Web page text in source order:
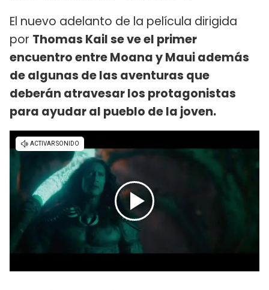
El nuevo adelanto de la película dirigida
por Thomas Kail se ve el primer
encuentro entre Moana y Maui además
de algunas de las aventuras que
deberán atravesar los protagonistas
para ayudar al pueblo de la joven.